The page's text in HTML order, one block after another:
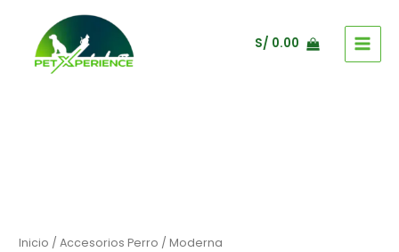
contenido
S/ 0.00
Inicio /Accesorios Perro / Moderna